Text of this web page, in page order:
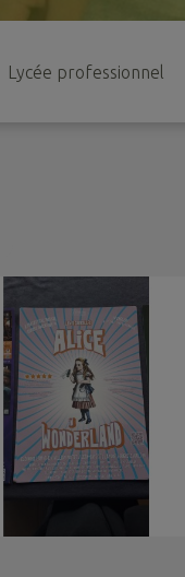
Lycée professionnel